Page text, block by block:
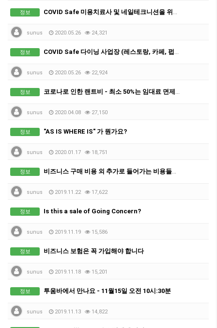
정보 COVID Safe 미용치료사 및 네일테크니션을 위한 권고사항
sunus 2020.05.26 24,321
정보 COVID Safe 다이닝 사업장 (레스토랑, 카페, 펍, 클럽, RSL 및 호텔)을 위한 권고사항.
sunus 2020.05.26 22,924
정보 코로나로 인한 랜트비 - 최소 50%는 임대료 면제(Rent Free)
sunus 2020.04.08 27,150
정보 "AS IS WHERE IS" 가 뭔가요?
sunus 2020.01.17 18,751
정보 비즈니스 구매 비용 외 추가로 들어가는 비용들을 알아두세요
sunus 2019.11.22 17,622
정보 Is this a sale of Going Concern?
sunus 2019.11.19 15,586
정보 비즈니스 보험은 꼭 가입해야 합니다
sunus 2019.11.18 15,201
정보 투움바에서 만나요 - 11월15일 오전 10시:30분
sunus 2019.11.13 14,822